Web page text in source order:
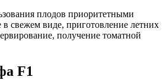
плодов приоритетными
в свежем виде, приготовление летних
получение томатной
F1